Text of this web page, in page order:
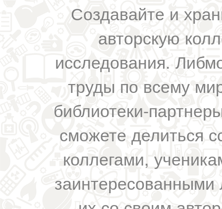
Создавайте и
авторскую
исследования.
труды по всему
библиотеки-
сможете делиться
коллегами,